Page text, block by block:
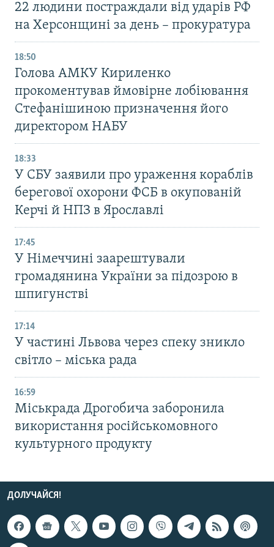
22 людини постраждали від ударів РФ
на Херсонщині за день – прокуратура
18:50
Голова АМКУ Кириленко
прокоментував ймовірне лобіювання
Стефанішиною призначення його
директором НАБУ
18:33
У СБУ заявили про ураження кораблів
берегової охорони ФСБ в окупованій
Керчі й НПЗ в Ярославлі
17:45
У Німеччині заарештували
громадянина України за підозрою в
шпигунстві
17:14
У частині Львова через спеку зникло
світло – міська рада
16:59
Міськрада Дрогобича заборонила
використання російськомовного
культурного продукту
ДОЛУЧАЙСЯ!